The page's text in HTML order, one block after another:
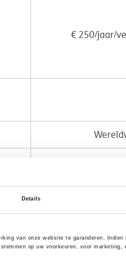
Details
van onze website te garanderen.
op uw voorkeuren, voor
€ 250/jaar/